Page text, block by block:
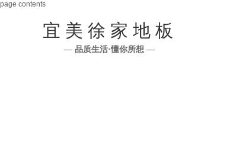
page contents
宜 美 徐 家 地 板
— 品质生活·懂你所想 —